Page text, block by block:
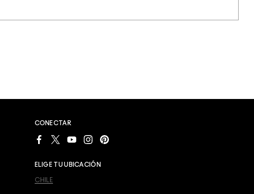
CONECTAR
ELIGE TU UBICACIÓN
CHILE